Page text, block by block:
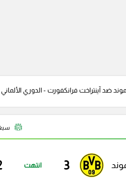
ضد آينتراخت فرانكفورت - الدوري
3 انتهت